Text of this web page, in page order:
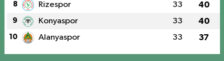
8 Rizespor 33 40
9 Konyaspor 33 40
10 Alanyaspor 33 37